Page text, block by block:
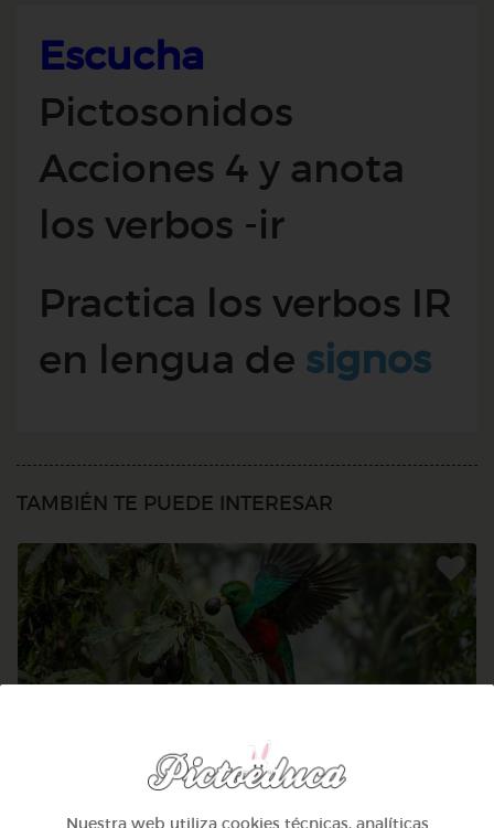
Escucha
Pictosonidos
Acciones 4 y anota
los verbos -ir
Practica los verbos IR
en lengua de signos
TAMBIÉN TE PUEDE INTERESAR
Nuestra web utiliza cookies técnicas, analíticas